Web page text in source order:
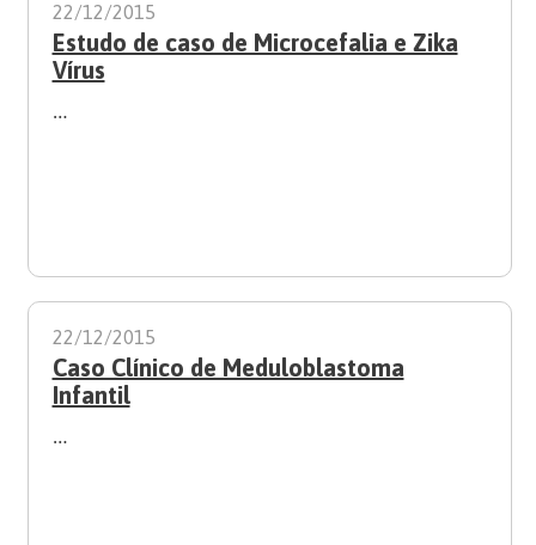
22/12/2015
Estudo de caso de Microcefalia e Zika
Vírus
…
22/12/2015
Caso Clínico de Meduloblastoma
Infantil
…